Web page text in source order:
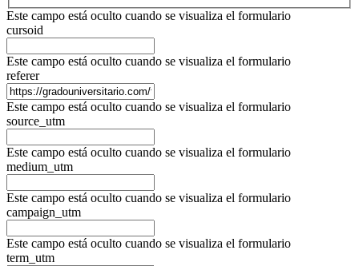
Este campo está oculto cuando se visualiza el formulario
cursoid
Este campo está oculto cuando se visualiza el formulario
referer
Este campo está oculto cuando se visualiza el formulario
source_utm
Este campo está oculto cuando se visualiza el formulario
medium_utm
Este campo está oculto cuando se visualiza el formulario
campaign_utm
Este campo está oculto cuando se visualiza el formulario
term_utm